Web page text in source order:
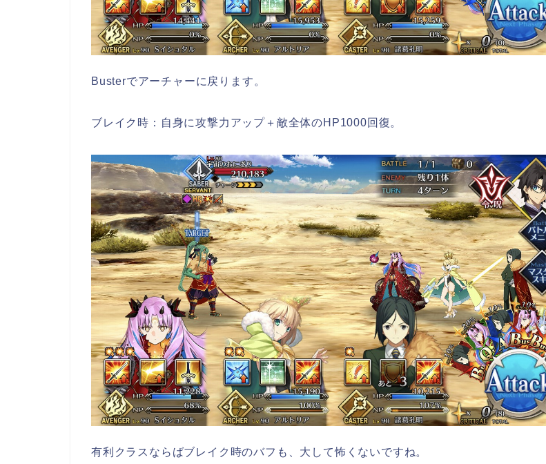
Busterでアーチャーに戻ります。
ブレイク時：自身に攻撃力アップ＋敵全体のHP1000回復。
有利クラスならばブレイク時のバフも、大して怖くないですね。